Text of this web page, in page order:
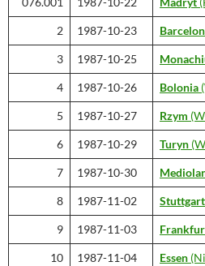
2 1987-10-23
3 1987-10-25
4 1987-10-26 Bolonia
5 1987-10-27 Rzym
6 1987-10-29 Turyn
7 1987-10-30
8 1987-11-02 Stuttgart
9 1987-11-03
10 1987-11-04 Essen